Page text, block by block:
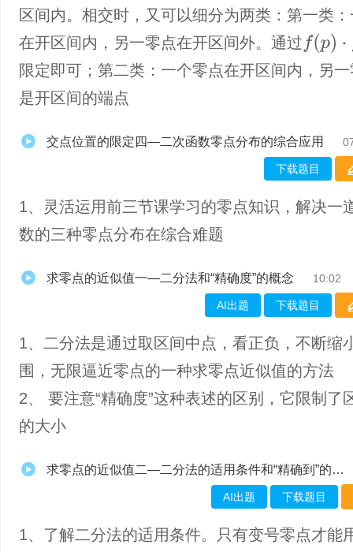
区间内。相交时，又可以细分为两类：第一类
在开区间内，另一零点在开区间外。通过 (p)⋅f(q ＜
限定即可；第二类：一个零点在开区间内，另
是开区间的端点
交点位置的限定四—二次函数零点分布的综合应用
下载题目
1、灵活运用前三节课学习的零点知识，解决一
数的三种零点分布在综合难题
求零点的近似值一—二分法和“精确度”的概念 10:02
AI出题 下载题目
1、二分法是通过取区间中点，看正负，不断缩
围，无限逼近零点的一种求零点近似值的方法
2、 要注意“精确度”这种表述的区别，它限制了
的大小
求零点的近似值二—二分法的适用条件和“精确到”的概念
AI出题 下载题目
1、了解二分法的适用条件。只有变号零点才能